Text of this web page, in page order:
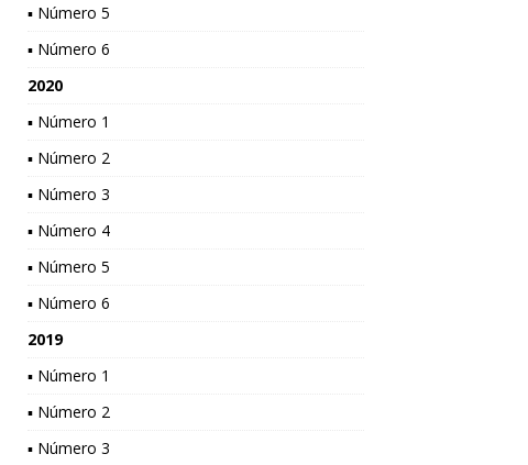
▪ Número 5
▪ Número 6
2020
▪ Número 1
▪ Número 2
▪ Número 3
▪ Número 4
▪ Número 5
▪ Número 6
2019
▪ Número 1
▪ Número 2
▪ Número 3